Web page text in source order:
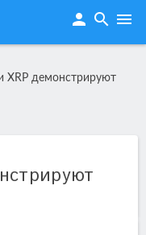
person search menu
XRP демонстрируют